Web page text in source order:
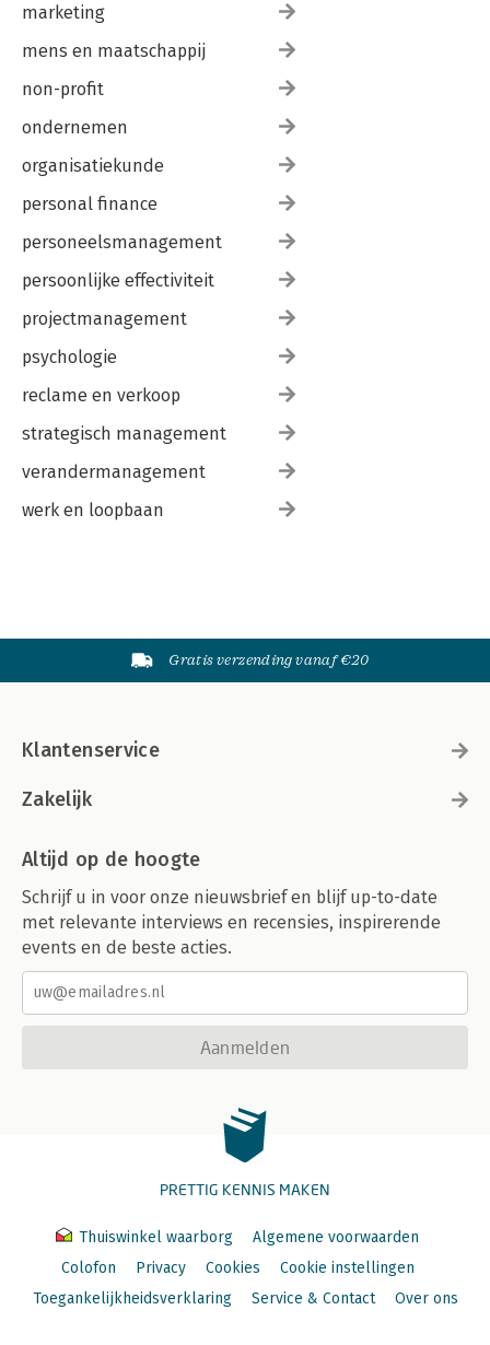
marketing
mens en maatschappij
non-profit
ondernemen
organisatiekunde
personal finance
personeelsmanagement
persoonlijke effectiviteit
projectmanagement
psychologie
reclame en verkoop
strategisch management
verandermanagement
werk en loopbaan
Gratis verzending vanaf €20
Klantenservice
Zakelijk
Altijd op de hoogte
Schrijf u in voor onze nieuwsbrief en blijf up-to-date
met relevante interviews en recensies, inspirerende
events en de beste acties.
Aanmelden
PRETTIG KENNIS MAKEN
Thuiswinkel waarborg
Algemene voorwaarden
Colofon
Privacy Cookies
Cookie instellingen
Toegankelijkheidsverklaring
Service & Contact Over ons